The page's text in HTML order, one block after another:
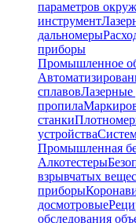
параметров
инструмент
дальномеры
приборы
Промышленное
сплавовЛазерные
пропила
станки
устройства
Промышленная
Алкотестеры
взрывчатых
приборы
досмотровые
обследования